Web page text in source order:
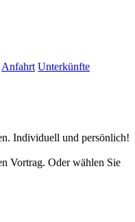
Anfahrt Unterkünfte
Individuell und persönlich!
Vortrag. Oder wählen Sie